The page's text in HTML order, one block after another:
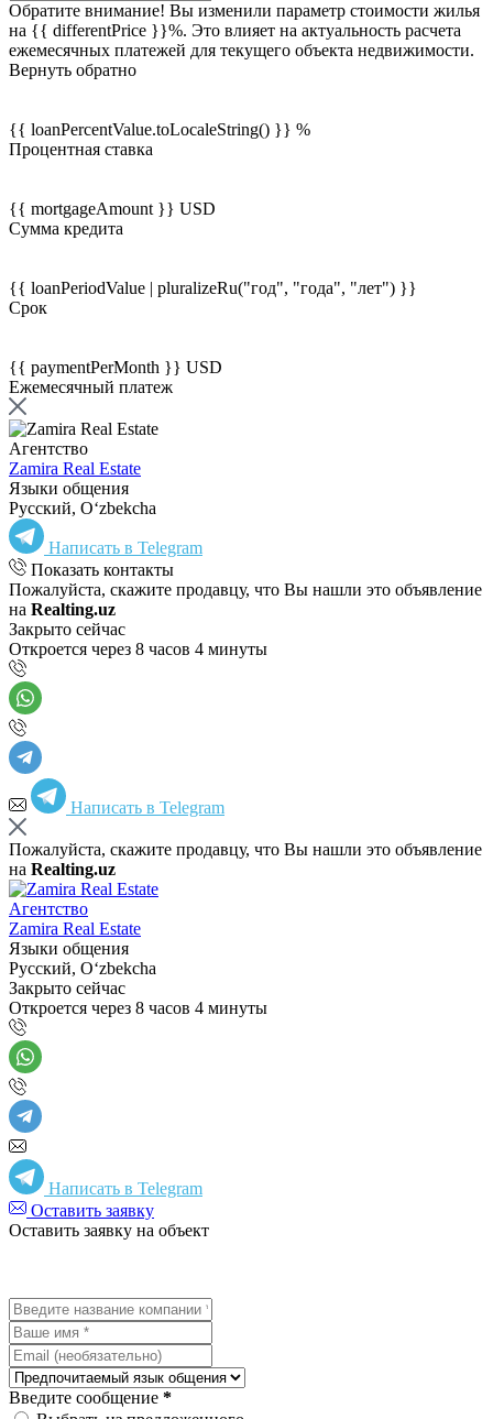
Обратите внимание! Вы изменили параметр стоимости жилья
на {{ differentPrice }}%. Это влияет на актуальность расчета
ежемесячных платежей для текущего объекта недвижимости.
Вернуть обратно
{{ loanPercentValue.toLocaleString() }} %
Процентная ставка
{{ mortgageAmount }} USD
Сумма кредита
{{ loanPeriodValue | pluralizeRu("год", "года", "лет") }}
Срок
{{ paymentPerMonth }} USD
Ежемесячный платеж
Агентство
Zamira Real Estate
Языки общения
Русский, Oʻzbekcha
Написать в Telegram
Показать контакты
Пожалуйста, скажите продавцу, что Вы нашли это объявление
на Realting.uz
Закрыто сейчас
Откроется через 8 часов 4 минуты
Написать в Telegram
Пожалуйста, скажите продавцу, что Вы нашли это объявление
на Realting.uz
Агентство
Zamira Real Estate
Языки общения
Русский, Oʻzbekcha
Закрыто сейчас
Откроется через 8 часов 4 минуты
Написать в Telegram
Оставить заявку
Оставить заявку на объект
Введите сообщение *